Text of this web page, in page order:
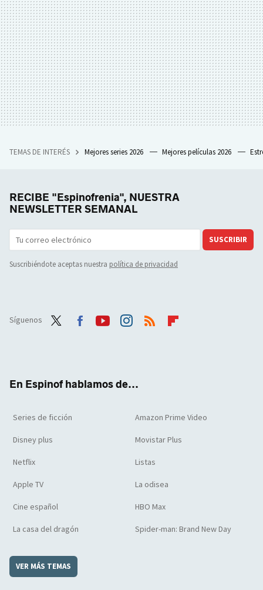
TEMAS DE INTERÉS Mejores series 2026 Mejores películas 2026
RECIBE "Espinofrenia", NUESTRA
NEWSLETTER SEMANAL
SUSCRIBIR
Suscribiéndote aceptas nuestra política de privacidad
Síguenos
En Espinof hablamos de...
Series de ficción Amazon Prime Video
Disney plus Movistar Plus
Netflix Listas
Apple TV La odisea
Cine español HBO Max
La casa del dragón Spider-man: Brand New Day
VER MÁS TEMAS